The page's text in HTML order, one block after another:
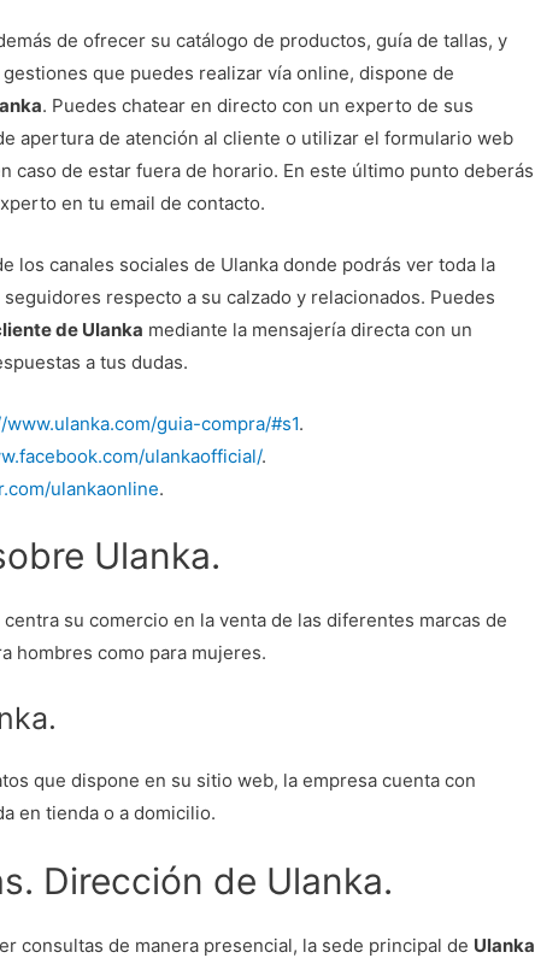
de ofrecer su catálogo de productos, guía de tallas, y
que puedes realizar vía online, dispone de
. Puedes chatear en directo con un experto de sus
apertura de atención al cliente o utilizar el formulario web
caso de estar fuera de horario. En este último punto deberás
en tu email de contacto.
los canales sociales de Ulanka donde podrás ver toda la
respecto a su calzado y relacionados. Puedes
de Ulanka mediante la mensajería directa con un
a tus dudas.
www.ulanka.com/guia-compra/#s1.
ulankaofficial/.
ulankaonline.
Ulanka.
centra su comercio en la venta de las diferentes marcas de
hombres como para mujeres.
que dispone en su sitio web, la empresa cuenta con
en tienda o a domicilio.
Dirección de Ulanka.
consultas de manera presencial, la sede principal de Ulanka